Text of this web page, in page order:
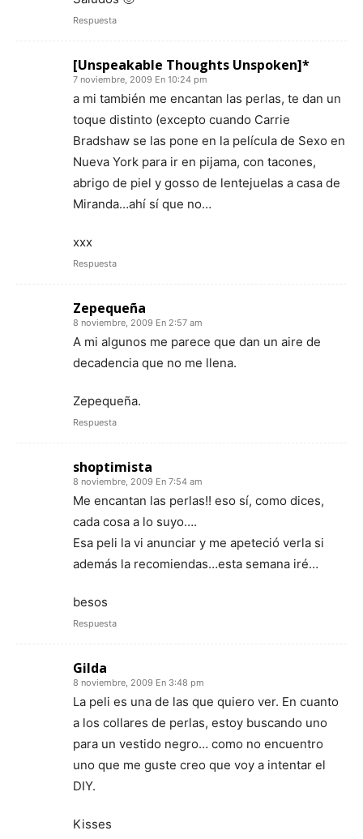
Respuesta
[Unspeakable Thoughts Unspoken]*
7 noviembre, 2009 En 10:24 pm
a mi también me encantan las perlas, te dan un
toque distinto (excepto cuando Carrie
Bradshaw se las pone en la película de Sexo en
Nueva York para ir en pijama, con tacones,
abrigo de piel y gosso de lentejuelas a casa de
Miranda…ahí sí que no…
xxx
Respuesta
Zepequeña
8 noviembre, 2009 En 2:57 am
A mi algunos me parece que dan un aire de
decadencia que no me llena.
Zepequeña.
Respuesta
shoptimista
8 noviembre, 2009 En 7:54 am
Me encantan las perlas!! eso sí, como dices,
cada cosa a lo suyo….
Esa peli la vi anunciar y me apeteció verla si
además la recomiendas…esta semana iré…
besos
Respuesta
Gilda
8 noviembre, 2009 En 3:48 pm
La peli es una de las que quiero ver. En cuanto
a los collares de perlas, estoy buscando uno
para un vestido negro… como no encuentro
uno que me guste creo que voy a intentar el
DIY.
Kisses